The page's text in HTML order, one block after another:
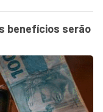
benefícios serão